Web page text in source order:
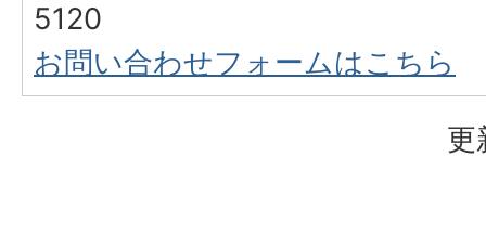
5120
お問い合わせフォームはこちら
更